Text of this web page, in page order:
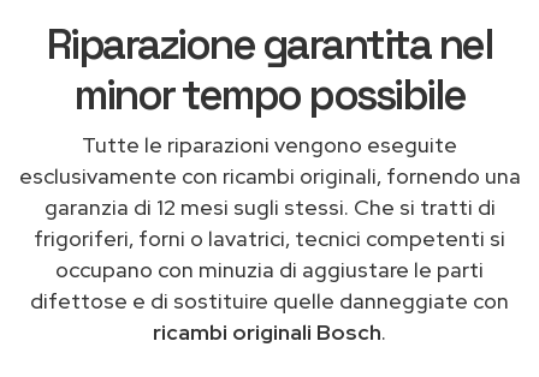
Riparazione garantita nel
minor tempo possibile
Tutte le riparazioni vengono eseguite
esclusivamente con ricambi originali, fornendo una
garanzia di 12 mesi sugli stessi. Che si tratti di
frigoriferi, forni o lavatrici, tecnici competenti si
occupano con minuzia di aggiustare le parti
difettose e di sostituire quelle danneggiate con
ricambi originali Bosch.